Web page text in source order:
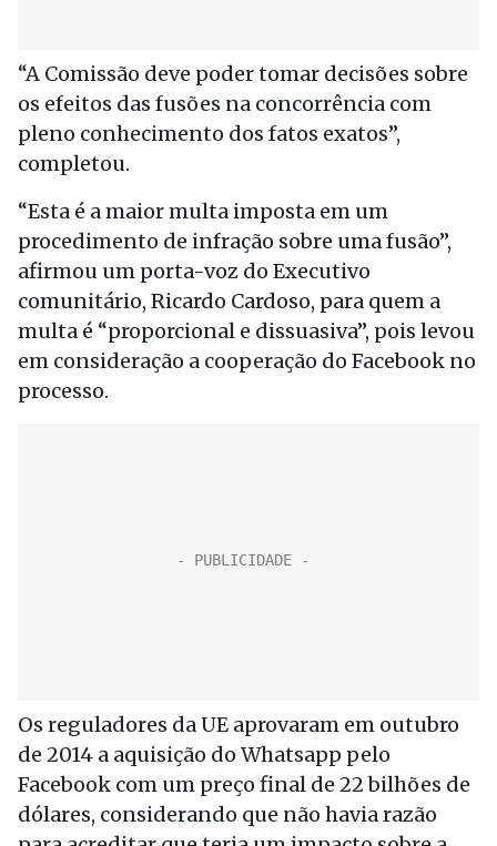
“A Comissão deve poder tomar decisões sobre
os efeitos das fusões na concorrência com
pleno conhecimento dos fatos exatos”,
completou.
“Esta é a maior multa imposta em um
procedimento de infração sobre uma fusão”,
afirmou um porta-voz do Executivo
comunitário, Ricardo Cardoso, para quem a
multa é “proporcional e dissuasiva”, pois levou
em consideração a cooperação do Facebook no
processo.
Os reguladores da UE aprovaram em outubro
de 2014 a aquisição do Whatsapp pelo
Facebook com um preço final de 22 bilhões de
dólares, considerando que não havia razão